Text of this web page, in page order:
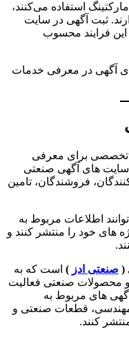
استفاده می‌کنند،
ثبت آگهی در سایت
فرایند محسوب
آگهی در معرفی خدمات
تخصصی برای معرفی
های آگهی صنعتی
فروشندگان، تامین
اطلاعات مربوط به
های خود را منتشر کنند و
( صنعتی ادز ) است که به
صنعتی فعالیت
های مربوط به
قطعات صنعتی و
کنند.